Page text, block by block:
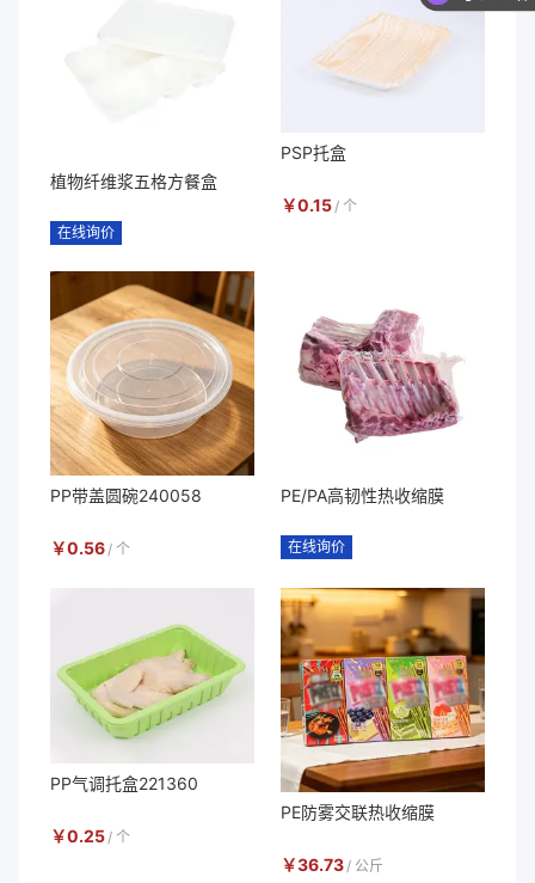
植物纤维浆五格方餐盒
在线询价
PSP托盒
￥0.15 / 个
PP带盖圆碗240058
￥0.56 / 个
PE/PA高韧性热收缩膜
在线询价
PP气调托盒221360
￥0.25 / 个
PE防雾交联热收缩膜
￥36.73 / 公斤